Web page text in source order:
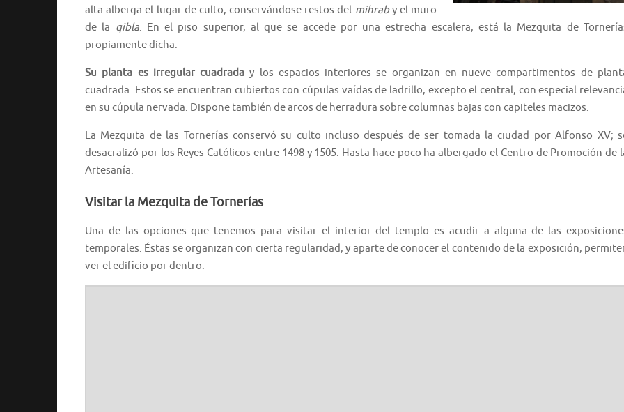
alta alberga el lugar de culto, conservándose restos del mihraby el muro
de la qibla. En el piso superior, al que se accede por una estrecha escalera, está la Mezquita de
propiamente dicha.
Su planta es irregular cuadrada y los espacios interiores se organizan en nueve compartimentos de
cuadrada. Estos se encuentran cubiertos con cúpulas vaídas de ladrillo, excepto el central, con especial
en su cúpula nervada. Dispone también de arcos de herradura sobre columnas bajas con capiteles macizos.
La Mezquita de las Tornerías conservó su culto incluso después de ser tomada la ciudad por Alfonso XV;
desacralizó por los Reyes Católicos entre 1498 y 1505. Hasta hace poco ha albergado el Centro de Promoción de
Artesanía.
Visitar la Mezquita de Tornerías
Una de las opciones que tenemos para visitar el interior del templo es acudir a alguna de las
temporales. Éstas se organizan con cierta regularidad, y aparte de conocer el contenido de la exposición,
ver el edificio por dentro.